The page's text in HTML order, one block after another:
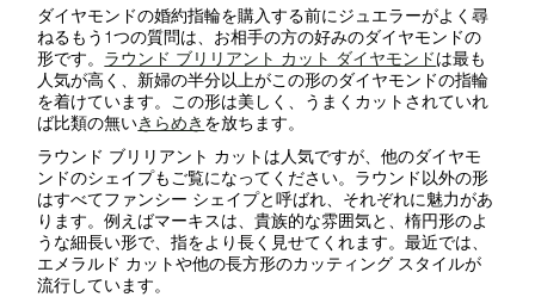
ダイヤモンドの婚約指輪を購入する前にジュエラーがよく尋
ねるもう1つの質問は、お相手の方の好みのダイヤモンドの
形です。 ラウンド ブリリアント カット ダイヤモンドは最も
人気が高く、新婦の半分以上がこの形のダイヤモンドの指輪
を着けています。この形は美しく、うまくカットされていれ
ば比類の無いきらめき を放ちます。
ラウンド ブリリアント カットは人気ですが、他のダイヤモ
ンドのシェイプもご覧になってください。ラウンド以外の形
はすべてファンシー シェイプと呼ばれ、それぞれに魅力があ
ります。例えばマーキスは、貴族的な雰囲気と、楕円形のよ
うな細長い形で、指をより長く見せてくれます。最近では、
エメラルド カットや他の長方形のカッティング スタイルが
流行しています。